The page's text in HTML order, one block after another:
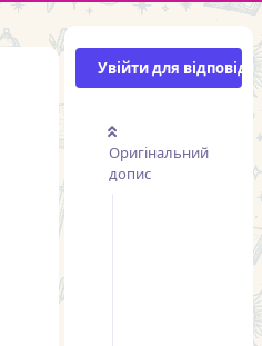
Увійти для відповіді
Оригінальний
допис